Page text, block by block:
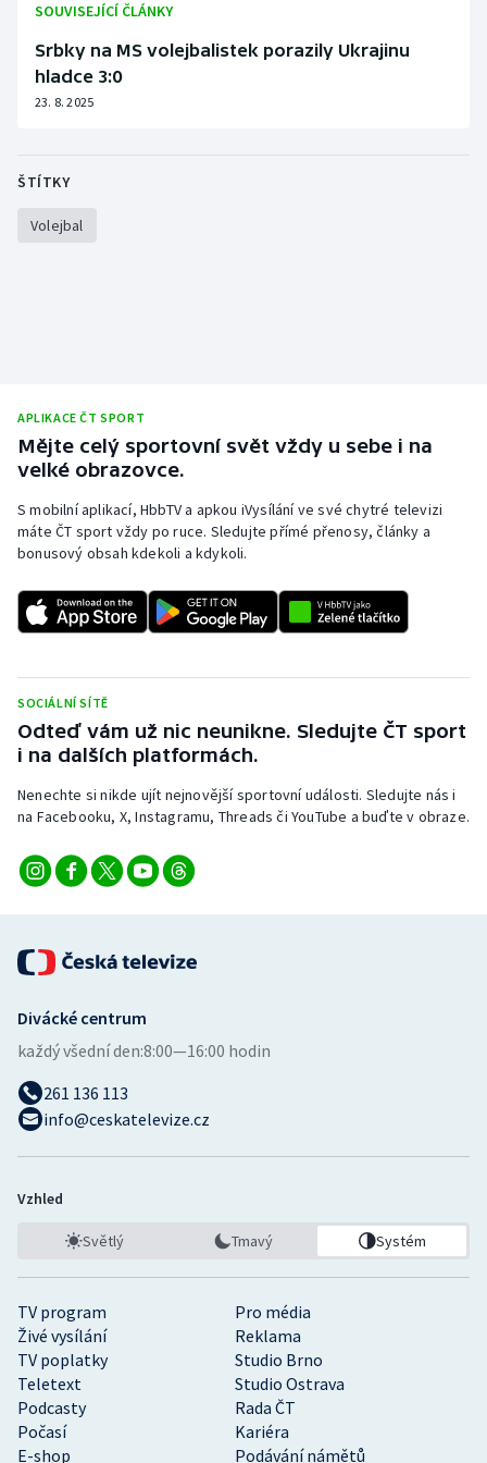
SOUVISEJÍCÍ ČLÁNKY
Srbky na MS volejbalistek porazily Ukrajinu
hladce 3:0
23. 8. 2025
ŠTÍTKY
Volejbal
APLIKACE ČT SPORT
Mějte celý sportovní svět vždy u sebe i na
velké obrazovce.
S mobilní aplikací, HbbTV a apkou iVysílání ve své chytré televizi
máte ČT sport vždy po ruce. Sledujte přímé přenosy, články a
bonusový obsah kdekoli a kdykoli.
SOCIÁLNÍ SÍTĚ
Odteď vám už nic neunikne. Sledujte ČT sport
i na dalších platformách.
Nenechte si nikde ujít nejnovější sportovní události. Sledujte nás i
na Facebooku, X, Instagramu, Threads či YouTube a buďte v obraze.
TV program
Pro média
Živé vysílání
Reklama
TV poplatky
Studio Brno
Teletext
Studio Ostrava
Podcasty
Rada ČT
Počasí
Kariéra
E-shop
Podávání námětů
Divácké centrum
každý všední den:8:00—16:00 hodin
261 136 113
info@ceskatelevize.cz
Vzhled
Světlý Tmavý Systém